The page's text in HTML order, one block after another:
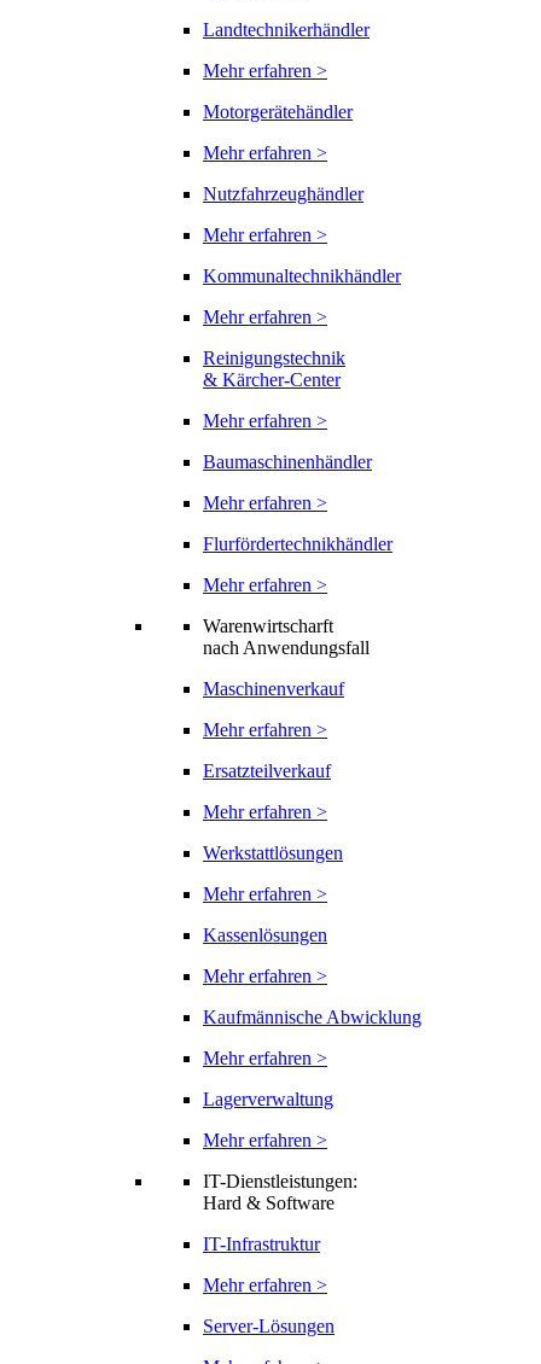
Landtechnikerhändler
Mehr erfahren >
Motorgerätehändler
Mehr erfahren >
Nutzfahrzeughändler
Mehr erfahren >
Kommunaltechnikhändler
Mehr erfahren >
Reinigungstechnik
& Kärcher-Center
Mehr erfahren >
Baumaschinenhändler
Mehr erfahren >
Flurfördertechnikhändler
Mehr erfahren >
Warenwirtscharft
nach Anwendungsfall
Maschinenverkauf
Mehr erfahren >
Ersatzteilverkauf
Mehr erfahren >
Werkstattlösungen
Mehr erfahren >
Kassenlösungen
Mehr erfahren >
Kaufmännische Abwicklung
Mehr erfahren >
Lagerverwaltung
Mehr erfahren >
IT-Dienstleistungen:
Hard & Software
IT-Infrastruktur
Mehr erfahren >
Server-Lösungen